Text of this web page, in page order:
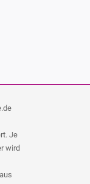
Je
wird